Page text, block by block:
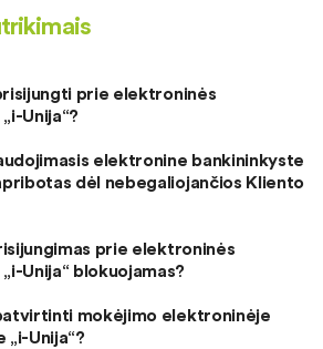
prie elektroninės
Unija“?
elektronine bankininkyste
dėl nebegaliojančios Kliento
prie elektroninės
Unija“ blokuojamas?
mokėjimo elektroninėje
Unija“?